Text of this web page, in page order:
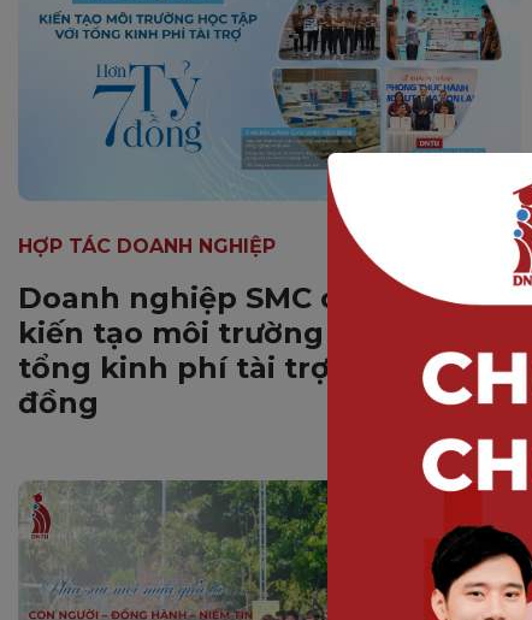
HỢP TÁC DOANH NGHIỆP
Doanh nghiệp SMC cùng DNTU
kiến tạo môi trường học tập với
tổng kinh phí tài trợ hơn 7 tỷ
đồng